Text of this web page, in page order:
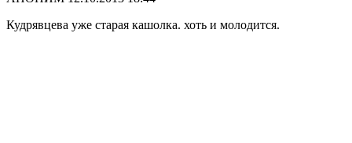
Кудрявцева уже старая кашолка. хоть и молодится.